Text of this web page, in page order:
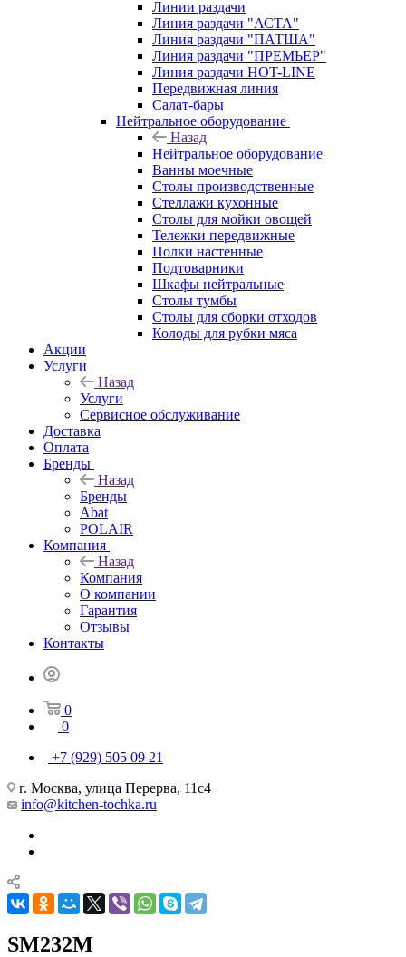
Линии раздачи
Линия раздачи "АСТА"
Линия раздачи "ПАТША"
Линия раздачи "ПРЕМЬЕР"
Линия раздачи HOT-LINE
Передвижная линия
Салат-бары
Нейтральное оборудование
Назад
Нейтральное оборудование
Ванны моечные
Столы производственные
Стеллажи кухонные
Столы для мойки овощей
Тележки передвижные
Полки настенные
Подтоварники
Шкафы нейтральные
Столы тумбы
Столы для сборки отходов
Колоды для рубки мяса
Акции
Услуги
Назад
Услуги
Сервисное обслуживание
Доставка
Оплата
Бренды
Назад
Бренды
Abat
POLAIR
Компания
Назад
Компания
О компании
Гарантия
Отзывы
Контакты
0
0
+7 (929) 505 09 21
г. Москва, улица Перерва, 11с4
info@kitchen-tochka.ru
SM232M